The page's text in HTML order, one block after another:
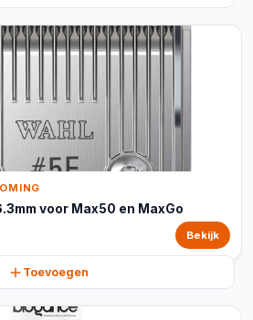
voor Max50 en MaxGo
Bekijk
Toevoegen